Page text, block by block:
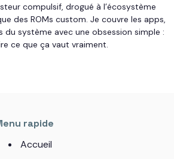
compulsif, drogué à l’écosystème
des ROMs custom. Je couvre les apps,
du système avec une obsession simple :
ce que ça vaut vraiment.
rapide
Accueil